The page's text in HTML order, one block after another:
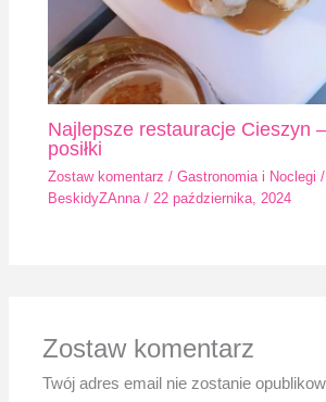
Najlepsze restauracje Cieszyn
posiłki
Zostaw komentarz /Gastronomia i Noclegi
BeskidyZAnna/ 22 października, 2024
Zostaw komentarz
Twój adres email nie zostanie